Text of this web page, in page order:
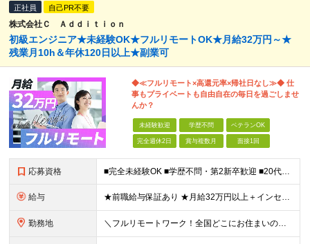
正社員 自己PR不要
株式会社Ｃ Ａｄｄｉｔｉｏｎ
初級エンジニア★未経験OK★フルリモートOK★月給32万円～★
残業月10h＆年休120日以上★副業可
◆≪フルリモート×高還元率×帰社日なし≫◆ 仕
事もプライベートも自由自在の毎日を過ごしませ
んか？
未経験歓迎 学歴不問 ベテランOK
完全週休2日 賞与複数月 面接1回
応募資格 ■完全未経験OK ■学歴不問・第2新卒歓迎 ■20代～30代まで活躍中 経験よりも“目標があるか”を面接では見ています！ 「ITスキルを身につけて安定したキャリアを歩みたい」 「推し活のために収入U
給与 ★前職給与保証あり ★月給32万円以上＋インセンティブあり 月給32万円以上＋インセンティブ＋各種手当 ※上記には固定残業代（月30時間・44,400円～）を含みます ※超過分は別途支給します ※試
勤務地 ＼フルリモートワーク！全国どこにお住まいの方も大歓迎／ 現在、10名中8名がフルリモートで活躍中！ フルリモート・ハイブリット案件を数多く保有しているため、 住む場所は全国どこでもOKです◎ ＼フ